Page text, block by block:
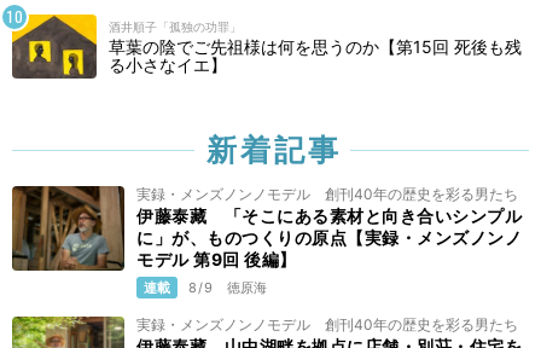
酒井順子「孤独の功罪」
草葉の陰でご先祖様は何を思うのか【第15回 死後も残
る小さなイエ】
新着記事
実録・メンズノンノモデル 創刊40年の歴史を彩る男たち
伊藤泰藏 「そこにある素材と向き合いシンプル
に」が、ものつくりの原点【実録・メンズノンノ
モデル 第9回 後編】
連載 8/9 徳原海
実録・メンズノンノモデル 創刊40年の歴史を彩る男たち